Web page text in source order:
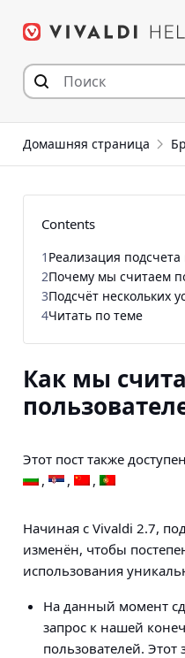
Домашняя страница
Как мы
Этот пост также
Начиная с Vivaldi 2.7,
изменён, чтобы
использования
На данный момент
запрос к нашей
пользователей. Этот
Contents
1 Реализация подсчета
2Почему мы считаем
3Подсчёт нескольких
4Читать по теме